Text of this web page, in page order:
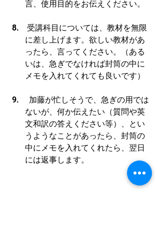
言、使用目的をお伝えください。
に差し上げます。欲しい教材があ
ったら、言ってください。（ある
いは、急ぎでなければ封筒の中に
メモを入れてくれても良いです）
加藤が忙しそうで、急ぎの用では
ないが、何か伝えたい（質問や英
文和訳の答えください等）、とい
うようなことがあったら、封筒の
中にメモを入れてくれたら、翌日
には返事します。